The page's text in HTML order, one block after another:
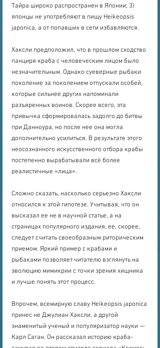
Тайра широко распространен в Японии; 3)
японцы не употребляют в пищу Heikeopsis
japonica, а от попавших в сети избавляются.
Хаксли предположил, что в прошлом сходство
панциря краба с человеческим лицом было
незначительным. Однако суеверные рыбаки
поколение за поколением отпускали особей,
которые сильнее других напоминали
разъяренных воинов. Скорее всего, эта
привычка сформировалась задолго до битвы
при Данноура, но после нее она могла
дополнительно усилиться. В результате этого
неосознанного искусственного отбора крабы
постепенно вырабатывали всё более
реалистичные «лица».
Сложно сказать, насколько серьезно Хаксли
относился к этой гипотезе. Учитывая, что он
высказал ее не в научной статье, а на
страницах популярного издания, ее, скорее,
следует считать своеобразным риторическим
приемом. Яркий пример с крабами и
рыбаками позволяет читателю взглянуть на
эволюцию мимикрии с точки зрения хищника
и лучше понять этот процесс.
Впрочем, всемирную славу Heikeopsis japonica
принес не Джулиан Хаксли, а другой
знаменитый ученый и популяризатор науки —
Карл Саган. Он рассказал историю краба-